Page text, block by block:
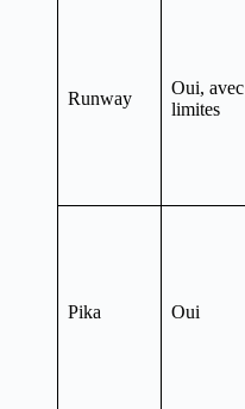
Runway
Oui, avec
limites
Pika Oui